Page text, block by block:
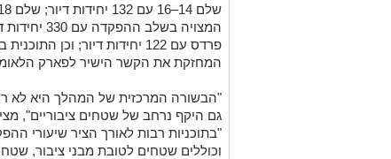
"הבשורה המרכזית של המהלך היא לא
גם היקף נרחב של שטחים ציבוריים",
וכוללים שטחים לטובת מבני ציבור,
שעתיד להפוך ל'חצר הקדמית' של
קהילתית".